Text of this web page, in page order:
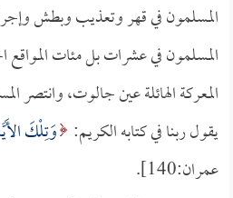
المسلمون في قهر وتعذيب وبطش
المسلمون في عشرات بل مئات المواقع
المعركة الهائلة عين جالوت، وانتصر
يقول ربنا في كتابه الكريم: وَتِلْكَ
عمران:140].